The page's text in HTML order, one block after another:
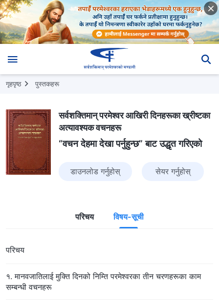
गृहपृष्ठ पुस्तकहरू
सर्वशक्तिमान्‌ परमेश्‍वर आखिरी दिनहरूका ख्रीष्टका
अत्यावश्यक वचनहरू
“वचन देहमा देखा पर्नुहुन्छ” बाट उद्धृत गरिएको
डाउनलोड गर्नुहोस् सेयर गर्नुहोस्
परिचय विषय-सूची
परिचय
१. मानवजातिलाई मुक्ति दिनको निम्ति परमेश्‍वरका तीन चरणहरूका काम
सम्बन्धी वचनहरू